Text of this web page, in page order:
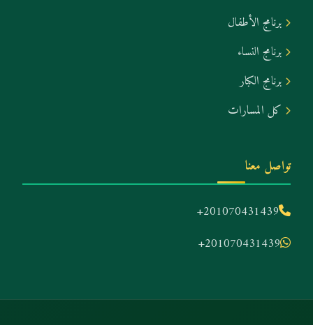
برنامج الأطفال
برنامج النساء
برنامج الكبار
كل المسارات
تواصل معنا
+201070431439
+201070431439